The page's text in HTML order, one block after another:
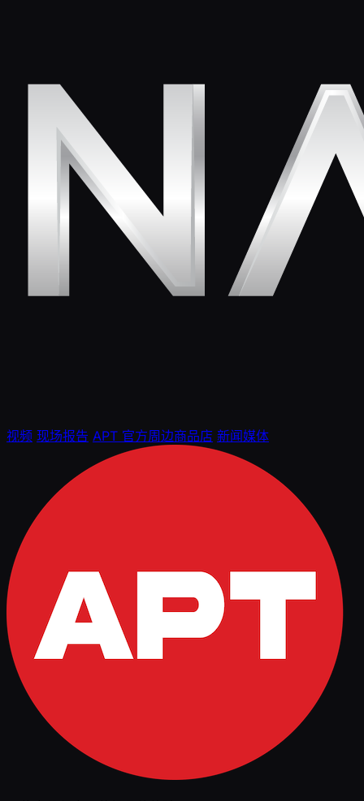
视频 现场报告 APT 官方周边商品店 新闻媒体